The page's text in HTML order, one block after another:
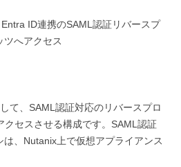
ID連携のSAML認証リバースプ
ツへアクセス
て、SAML認証対応のリバースプロ
クセスさせる構成です。SAML認証
、Nutanix上で仮想アプライアンス